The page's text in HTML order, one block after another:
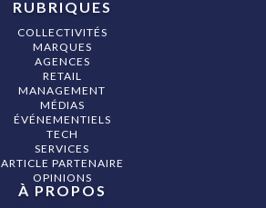
RUBRIQUES
COLLECTIVITÉS
MARQUES
AGENCES
RETAIL
MANAGEMENT
MÉDIAS
ÉVÉNEMENTIELS
TECH
SERVICES
ARTICLE PARTENAIRE
OPINIONS
À PROPOS